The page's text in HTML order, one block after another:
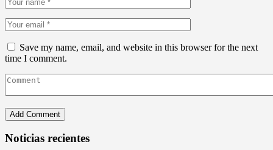
Save my name, email, and website in this browser for the next
time I comment.
Noticias recientes